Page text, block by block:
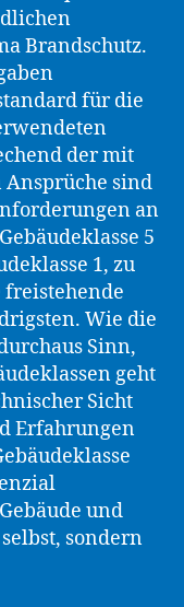
Brandschutz.
für die
der mit
Ansprüche sind
an
5
1, zu
freistehende
Wie die
Sinn,
geht
Sicht
Erfahrungen
und
sondern